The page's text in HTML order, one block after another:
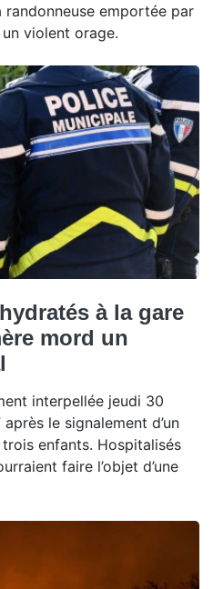
emportée par
violent orage.
à la gare
mord un
interpellée jeudi 30
le signalement d’un
enfants. Hospitalisés
faire l’objet d’une